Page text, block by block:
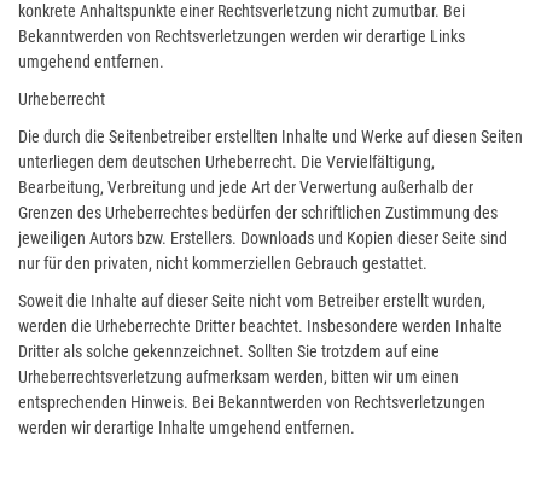
konkrete Anhaltspunkte einer Rechtsverletzung nicht zumutbar. Bei
Bekanntwerden von Rechtsverletzungen werden wir derartige Links
umgehend entfernen.
Urheberrecht
Die durch die Seitenbetreiber erstellten Inhalte und Werke auf diesen Seiten
unterliegen dem deutschen Urheberrecht. Die Vervielfältigung,
Bearbeitung, Verbreitung und jede Art der Verwertung außerhalb der
Grenzen des Urheberrechtes bedürfen der schriftlichen Zustimmung des
jeweiligen Autors bzw. Erstellers. Downloads und Kopien dieser Seite sind
nur für den privaten, nicht kommerziellen Gebrauch gestattet.
Soweit die Inhalte auf dieser Seite nicht vom Betreiber erstellt wurden,
werden die Urheberrechte Dritter beachtet. Insbesondere werden Inhalte
Dritter als solche gekennzeichnet. Sollten Sie trotzdem auf eine
Urheberrechtsverletzung aufmerksam werden, bitten wir um einen
entsprechenden Hinweis. Bei Bekanntwerden von Rechtsverletzungen
werden wir derartige Inhalte umgehend entfernen.